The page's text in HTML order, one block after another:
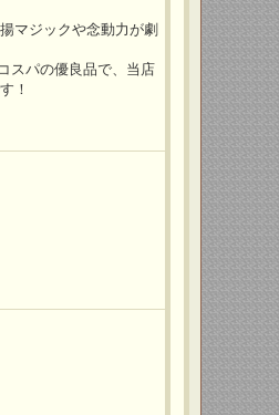
マジックや念動力が劇
スパの優良品で、当店
！